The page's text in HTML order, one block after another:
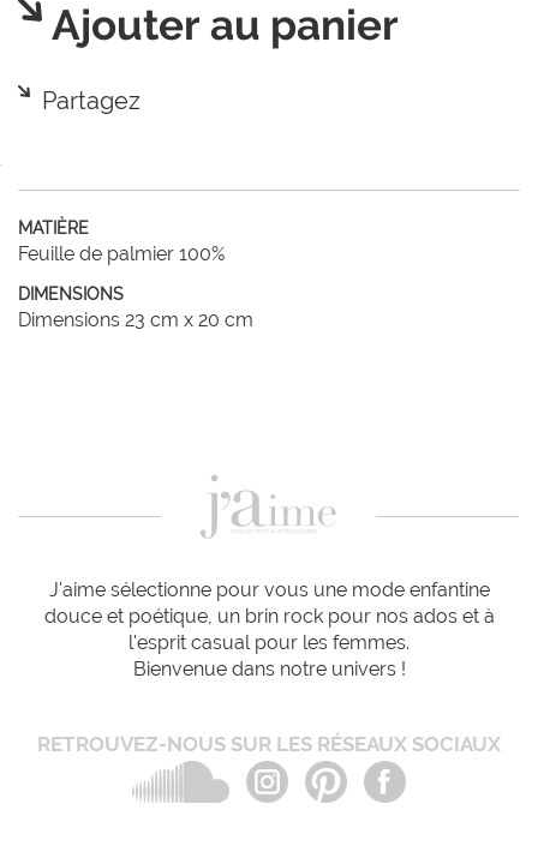
Ajouter au panier
Partagez
MATIÈRE
Feuille de palmier 100%
DIMENSIONS
Dimensions 23 cm x 20 cm
J'aime sélectionne pour vous une mode enfantine
douce et poétique, un brin rock pour nos ados et à
l'esprit casual pour les femmes.
Bienvenue dans notre univers !
RETROUVEZ-NOUS SUR LES RÉSEAUX SOCIAUX